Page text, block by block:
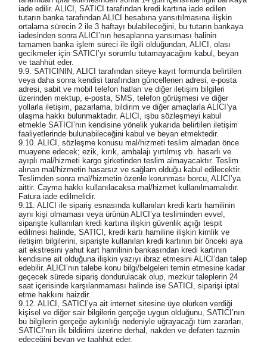
iade edilir. ALICI, SATICI tarafından kredi kartına iade edilen
tutarın banka tarafından ALICI hesabına yansıtılmasına ilişkin
ortalama sürecin 2 ile 3 haftayı bulabileceğini, bu tutarın bankaya
iadesinden sonra ALICI’nın hesaplarına yansıması halinin
tamamen banka işlem süreci ile ilgili olduğundan, ALICI, olası
gecikmeler için SATICI’yı sorumlu tutamayacağını kabul, beyan
ve taahhüt eder.
9.9. SATICININ, ALICI tarafından siteye kayıt formunda belirtilen
veya daha sonra kendisi tarafından güncellenen adresi, e-posta
adresi, sabit ve mobil telefon hatları ve diğer iletişim bilgileri
üzerinden mektup, e-posta, SMS, telefon görüşmesi ve diğer
yollarla iletişim, pazarlama, bildirim ve diğer amaçlarla ALICI’ya
ulaşma hakkı bulunmaktadır. ALICI, işbu sözleşmeyi kabul
etmekle SATICI’nın kendisine yönelik yukarıda belirtilen iletişim
faaliyetlerinde bulunabileceğini kabul ve beyan etmektedir.
9.10. ALICI, sözleşme konusu mal/hizmeti teslim almadan önce
muayene edecek; ezik, kırık, ambalajı yırtılmış vb. hasarlı ve
ayıplı mal/hizmeti kargo şirketinden teslim almayacaktır. Teslim
alınan mal/hizmetin hasarsız ve sağlam olduğu kabul edilecektir.
Teslimden sonra mal/hizmetin özenle korunması borcu, ALICI’ya
aittir. Cayma hakkı kullanılacaksa mal/hizmet kullanılmamalıdır.
Fatura iade edilmelidir.
9.11. ALICI ile sipariş esnasında kullanılan kredi kartı hamilinin
aynı kişi olmaması veya ürünün ALICI’ya tesliminden evvel,
siparişte kullanılan kredi kartına ilişkin güvenlik açığı tespit
edilmesi halinde, SATICI, kredi kartı hamiline ilişkin kimlik ve
iletişim bilgilerini, siparişte kullanılan kredi kartının bir önceki aya
ait ekstresini yahut kart hamilinin bankasından kredi kartının
kendisine ait olduğuna ilişkin yazıyı ibraz etmesini ALICI’dan talep
edebilir. ALICI’nın talebe konu bilgi/belgeleri temin etmesine kadar
geçecek sürede sipariş dondurulacak olup, mezkur taleplerin 24
saat içerisinde karşılanmaması halinde ise SATICI, siparişi iptal
etme hakkını haizdir.
9.12. ALICI, SATICI’ya ait internet sitesine üye olurken verdiği
kişisel ve diğer sair bilgilerin gerçeğe uygun olduğunu, SATICI’nın
bu bilgilerin gerçeğe aykırılığı nedeniyle uğrayacağı tüm zararları,
SATICI’nın ilk bildirimi üzerine derhal, nakden ve defaten tazmin
edeceğini beyan ve taahhüt eder.